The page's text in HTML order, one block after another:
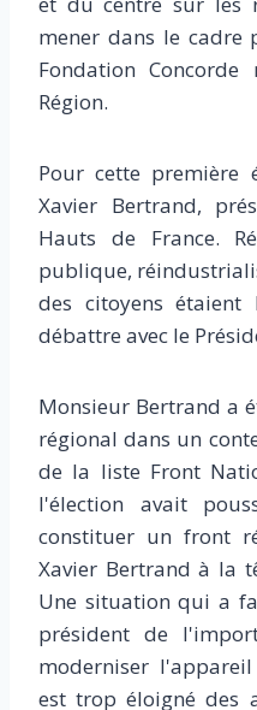
mener dans le cadre
Fondation
Région.
Pour cette première
Xavier Bertrand,
Hauts de France.
publique,
des citoyens étaient
débattre avec le
Monsieur Bertrand a
régional dans un
de la liste Front
l'élection avait
constituer un front
Xavier Bertrand à la
Une situation qui a
président de
moderniser
est trop éloigné des